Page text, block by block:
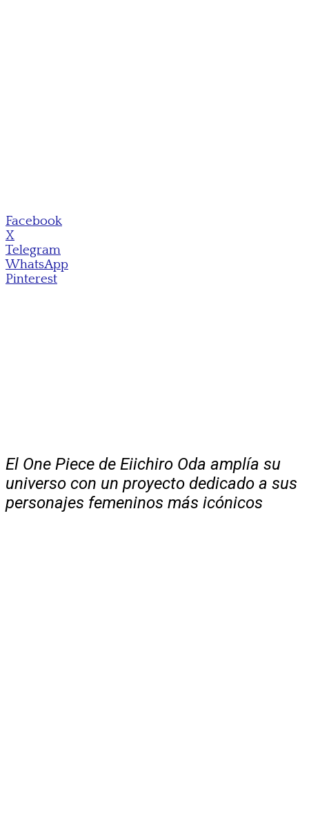
Facebook
X
Telegram
WhatsApp
Pinterest
El One Piece de Eiichiro Oda amplía su
universo con un proyecto dedicado a sus
personajes femeninos más icónicos